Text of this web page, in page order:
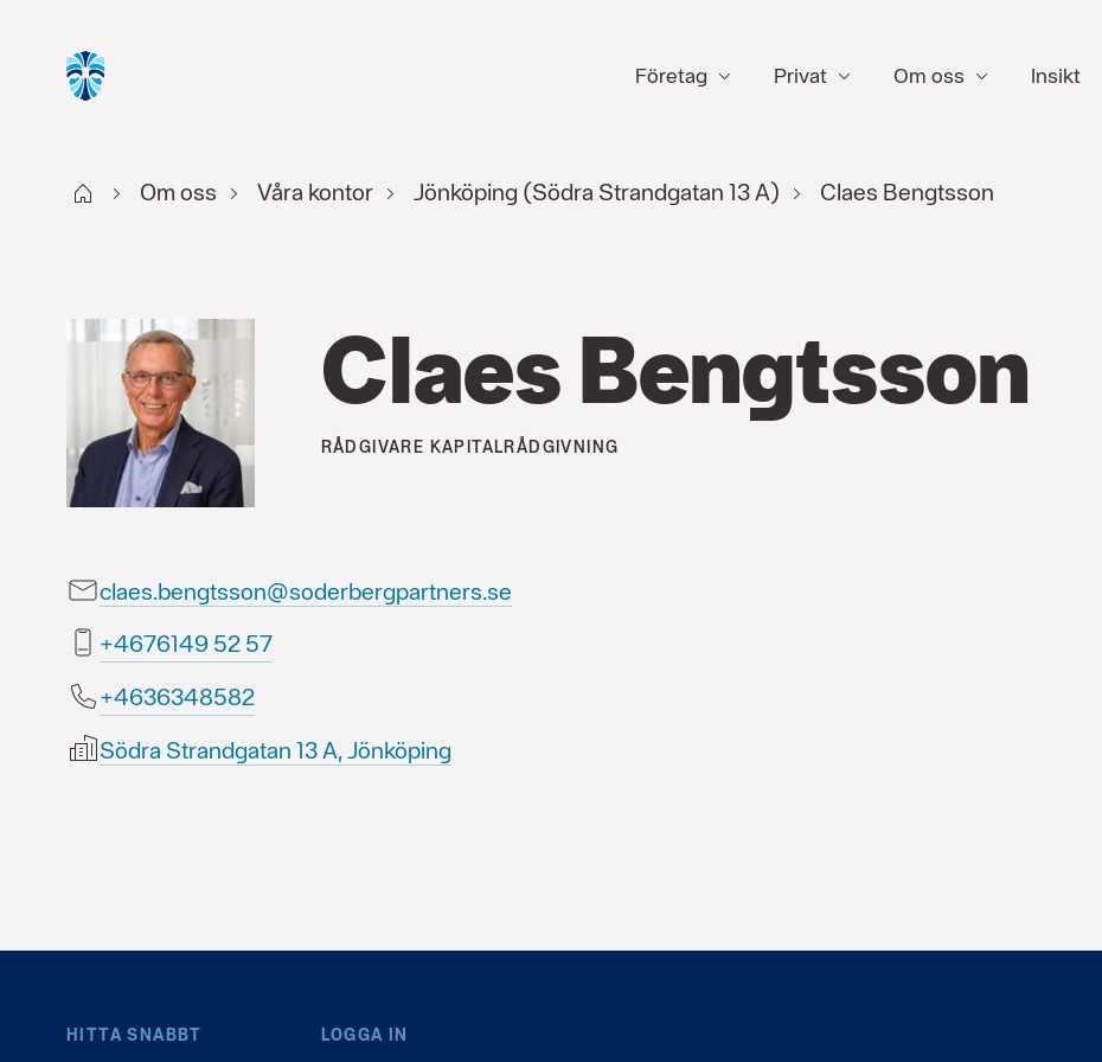
Företag Privat Om oss Insikt
Start Om oss Våra kontor Jönköping (Södra Strandgatan 13 A) Claes Bengtsson
Claes Bengtsson
RÅDGIVARE KAPITALRÅDGIVNING
claes.bengtsson@soderbergpartners.se
75 25 9416764+
2858436364+
Södra Strandgatan 13 A, Jönköping
HITTA SNABBT LOGGA IN